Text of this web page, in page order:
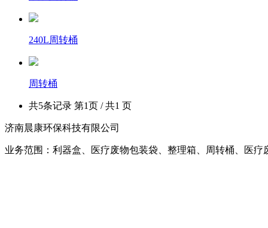
240L周转桶
周转桶
共5条记录 第1页 / 共1 页
济南晨康环保科技有限公司
业务范围：利器盒、医疗废物包装袋、整理箱、周转桶、医